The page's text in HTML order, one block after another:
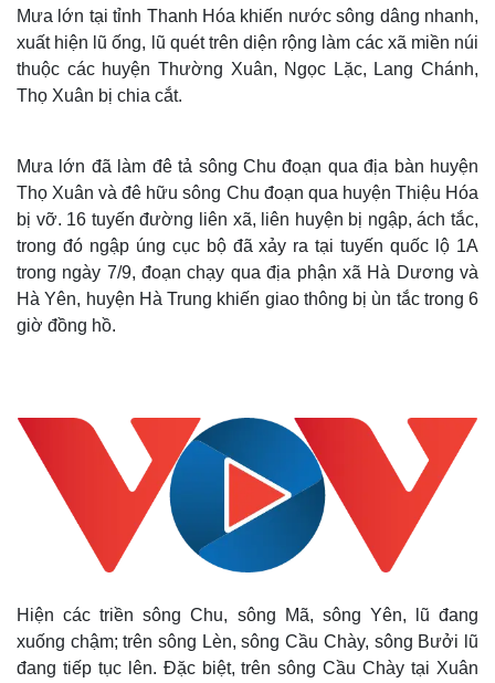
Mưa lớn tại tỉnh Thanh Hóa khiến nước sông dâng nhanh,
xuất hiện lũ ống, lũ quét trên diện rộng làm các xã miền núi
thuộc các huyện Thường Xuân, Ngọc Lặc, Lang Chánh,
Thọ Xuân bị chia cắt.
Mưa lớn đã làm đê tả sông Chu đoạn qua địa bàn huyện
Thọ Xuân và đê hữu sông Chu đoạn qua huyện Thiệu Hóa
bị vỡ. 16 tuyến đường liên xã, liên huyện bị ngập, ách tắc,
trong đó ngập úng cục bộ đã xảy ra tại tuyến quốc lộ 1A
trong ngày 7/9, đoạn chạy qua địa phận xã Hà Dương và
Hà Yên, huyện Hà Trung khiến giao thông bị ùn tắc trong 6
giờ đồng hồ.
Hiện các triền sông Chu, sông Mã, sông Yên, lũ đang
xuống chậm; trên sông Lèn, sông Cầu Chày, sông Bưởi lũ
đang tiếp tục lên. Đặc biệt, trên sông Cầu Chày tại Xuân